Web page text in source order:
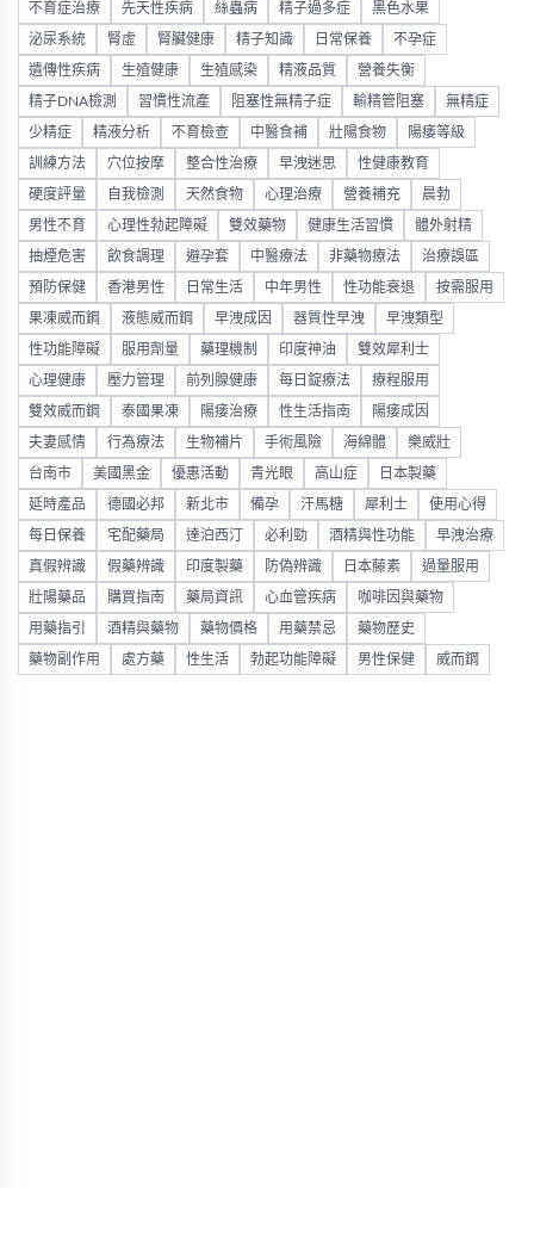
不育症治療 先天性疾病 絲蟲病 精子過多症 黑色水果
泌尿系統 腎虛 腎臟健康 精子知識 日常保養 不孕症
遺傳性疾病 生殖健康 生殖感染 精液品質 營養失衡
精子DNA檢測 習慣性流產 阻塞性無精子症 輸精管阻塞 無精症
少精症 精液分析 不育檢查 中醫食補 壯陽食物 陽痿等級
訓練方法 穴位按摩 整合性治療 早洩迷思 性健康教育
硬度評量 自我檢測 天然食物 心理治療 營養補充 晨勃
男性不育 心理性勃起障礙 雙效藥物 健康生活習慣 體外射精
抽煙危害 飲食調理 避孕套 中醫療法 非藥物療法 治療誤區
預防保健 香港男性 日常生活 中年男性 性功能衰退 按需服用
果凍威而鋼 液態威而鋼 早洩成因 器質性早洩 早洩類型
性功能障礙 服用劑量 藥理機制 印度神油 雙效犀利士
心理健康 壓力管理 前列腺健康 每日錠療法 療程服用
雙效威而鋼 泰國果凍 陽痿治療 性生活指南 陽痿成因
夫妻感情 行為療法 生物補片 手術風險 海綿體 樂威壯
台南市 美國黑金 優惠活動 青光眼 高山症 日本製藥
延時產品 德國必邦 新北市 備孕 汗馬糖 犀利士 使用心得
每日保養 宅配藥局 達泊西汀 必利勁 酒精與性功能 早洩治療
真假辨識 假藥辨識 印度製藥 防偽辨識 日本藤素 過量服用
壯陽藥品 購買指南 藥局資訊 心血管疾病 咖啡因與藥物
用藥指引 酒精與藥物 藥物價格 用藥禁忌 藥物歷史
藥物副作用 處方藥 性生活 勃起功能障礙 男性保健 威而鋼